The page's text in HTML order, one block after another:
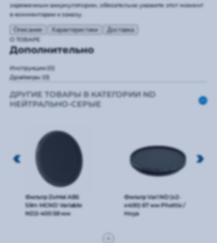
заряженным аккумулятором, обязательно укажите этот момент
в комментарии к заказу.
Описание Характеристики
Доставка
О ТОВАРЕ
Дополнительно
Инструкции(0)
Драйверы (0)
ДРУГИЕ ТОВАРЫ В КАТЕГОРИИ ND
НЕЙТРАЛЬНО-СЕРЫЕ
Фильтр ZoMei ABS
Slim MCND Variable
ND2-400 58 мм
Фильтр Vari ND (x2-
x400) 67 мм Phottix /
Hoya